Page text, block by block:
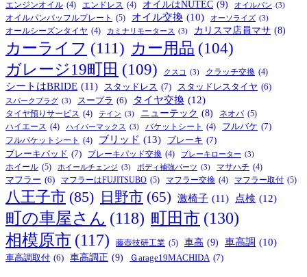
エンジンオイル (4) エンドレス (4) オイルはNUTEC (9) オイルパン (3)
オイルパンバッフルプレート (5) オイル交換 (10) オーソライズ (3)
オールシーズンタイヤ (4) カミナリモータース (3) カリスマ店員マサ (8)
カーライフ (111) カー用品 (104)
ガレージ19町田 (109) クスコ (3) クラッチ交換 (4)
シートはBRIDE (11) スタッドレス (7) スタッドレスタイヤ (6)
スパークプラグ (3) スープラ (6) タイヤ交換 (12)
タイヤ預りサービス (4) テイン (3) ニューテック (8) ネオバ (5)
ハイエース (4) ハイパーマックス (3) バケットシート (4) フルバケ (7)
フルバケットシート (4) ブリッド (13) ブレーキ (7)
ブレーキパッド (7) ブレーキパッド交換 (4) ブレーキローター (3)
ホイール (5) ホイールチェンジ (3) ボディ補強パーツ (3) マサハチ (4)
マフラー (6) マフラーはFUJITSUBO (5) マフラー交換 (4) マフラー取付 (5)
八王子市 (85) 日野市 (65) 激椅子 (11) 点検 (12)
町の車屋さん (118) 町田市 (130)
相模原市 (117) 藤壺技研工業 (5) 車高 (9) 車高調 (10)
車高調取付 (6) 車高調正 (9) Ｇarage19MACHIDA (7)